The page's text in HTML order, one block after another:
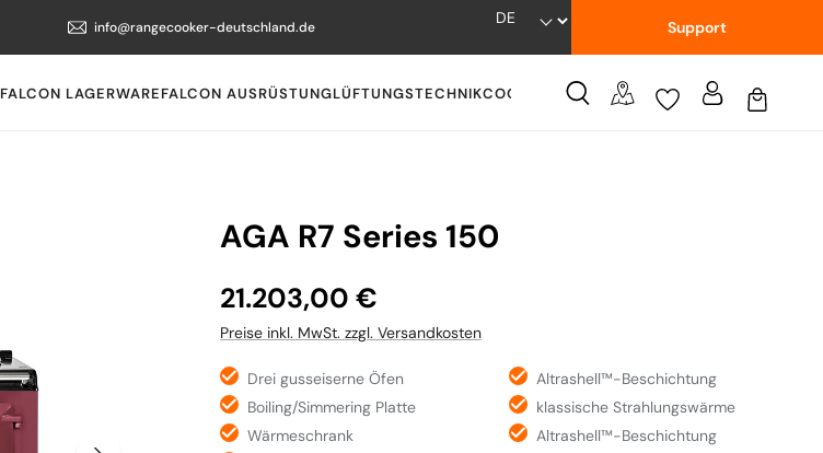
info@rangecooker-deutschland.de Support
FALCON LAGERWAREFALCON AUSRÜSTUNGLÜFTUNGSTECHNIKCOOKWARE WISSENSWERTES
AGA R7 Series 150
Regulärer Preis:
21.203,00 €
Preise inkl. MwSt. zzgl. Versandkosten
Drei gusseiserne Öfen
Altrashell™-Beschichtung
Boiling/Simmering Platte
klassische Strahlungswärme
Wärmeschrank
Altrashell™-Beschichtung